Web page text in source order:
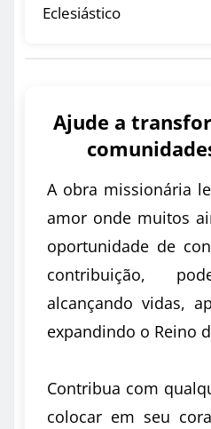
Eclesiástico
Ajude a
A obra missionária
amor onde muitos
oportunidade de
contribuição,
alcançando vidas,
expandindo o Reino
Contribua com
colocar em seu